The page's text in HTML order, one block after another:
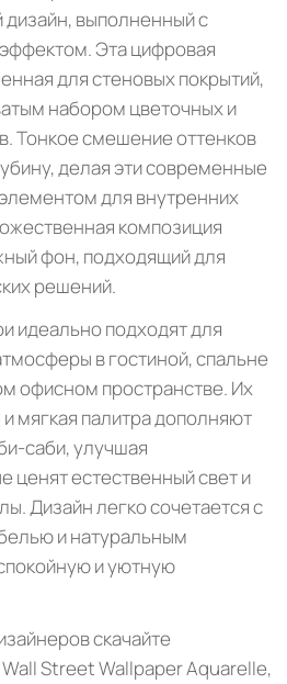
выполненный с
Эта цифровая
для стеновых покрытий,
набором цветочных и
Тонкое смешение оттенков
делая эти современные
для внутренних
композиция
фон, подходящий для
решений.
идеально подходят для
в гостиной, спальне
офисном пространстве. Их
мягкая палитра дополняют
саби, улучшая
ценят естественный свет и
Дизайн легко сочетается с
и натуральным
и уютную
скачайте
Street Wallpaper Aquarelle,